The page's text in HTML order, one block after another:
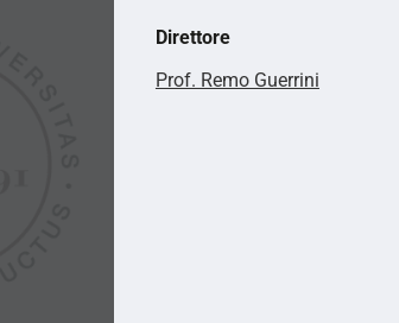
Direttore
Prof. Remo Guerrini